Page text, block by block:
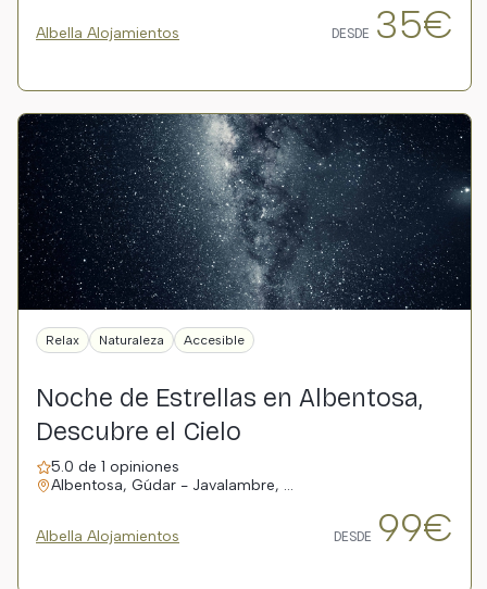
Albella Alojamientos DESDE 35€
Relax Naturaleza Accesible
Noche de Estrellas en Albentosa,
Descubre el Cielo
5.0 de 1 opiniones
Albentosa, Gúdar - Javalambre, …
Albella Alojamientos DESDE 99€